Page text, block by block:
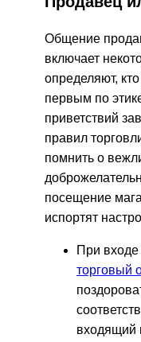
Общение
включает
определяют,
первым по
приветствий
правил
помнить о
посещение
испортят
При входе
торговый
входящий